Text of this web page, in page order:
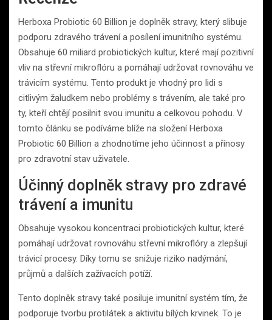
Herboxa Probiotic 60 Billion je doplněk stravy, který slibuje
podporu zdravého trávení a posílení imunitního systému.
Obsahuje 60 miliard probiotických kultur, které mají pozitivní
vliv na střevní mikroflóru a pomáhají udržovat rovnováhu ve
trávicím systému. Tento produkt je vhodný pro lidi s
citlivým žaludkem nebo problémy s trávením, ale také pro
ty, kteří chtějí posilnit svou imunitu a celkovou pohodu. V
tomto článku se podíváme blíže na složení Herboxa
Probiotic 60 Billion a zhodnotíme jeho účinnost a přínosy
pro zdravotní stav uživatele.
Účinný doplněk stravy pro zdravé
trávení a imunitu
Obsahuje vysokou koncentraci probiotických kultur, které
pomáhají udržovat rovnováhu střevní mikroflóry a zlepšují
trávicí procesy. Díky tomu se snižuje riziko nadýmání,
průjmů a dalších zažívacích potíží.
Tento doplněk stravy také posiluje imunitní systém tím, že
podporuje tvorbu protilátek a aktivitu bílých krvinek. To je